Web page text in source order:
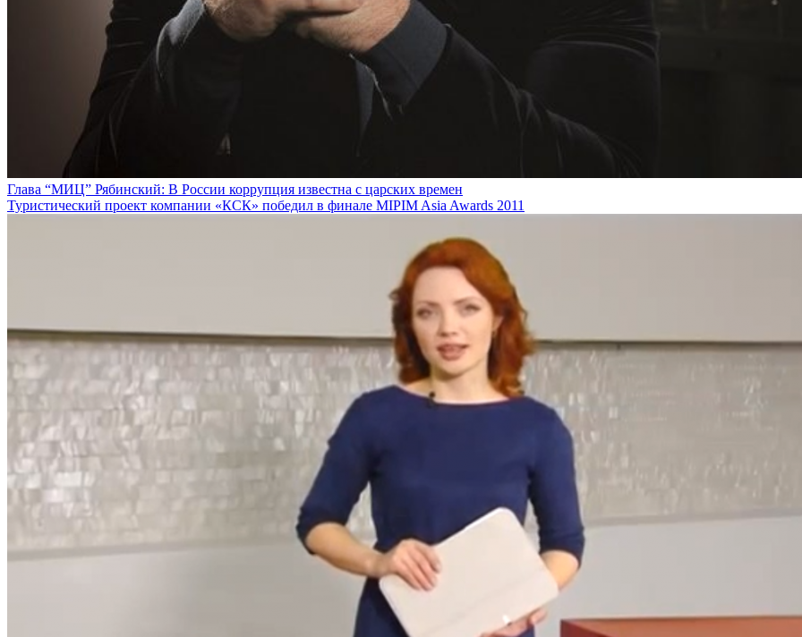
Глава “МИЦ” Рябинский: В России коррупция известна с царских времен
Туристический проект компании «КСК» победил в финале MIPIM Asia Awards 2011